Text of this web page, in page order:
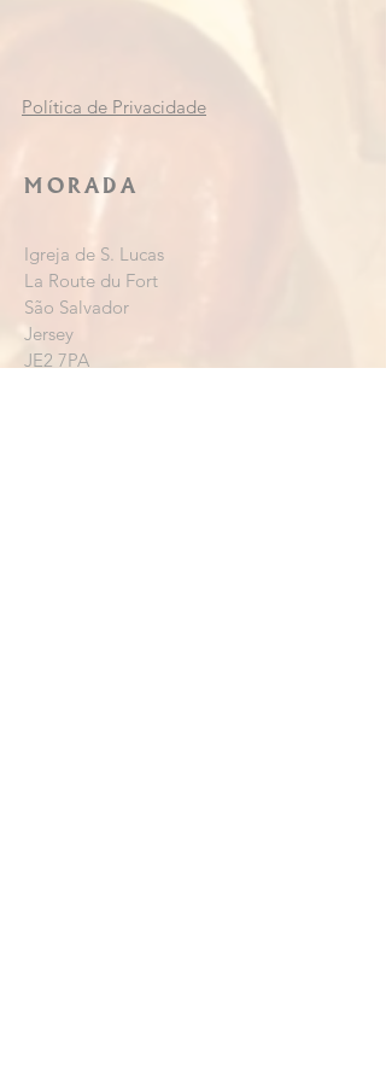
Política de Privacidade
MORADA
Igreja de S. Lucas
La Route du Fort
São Salvador
Jersey
JE2 7PA